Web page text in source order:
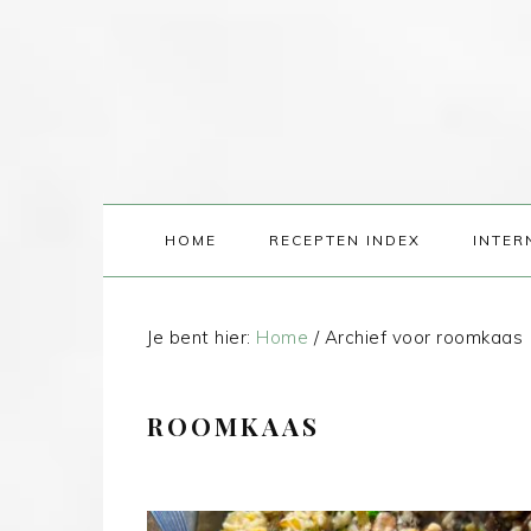
HOME RECEPTEN INDEX
Je bent hier: Home /Archief voor roomkaas
ROOMKAAS